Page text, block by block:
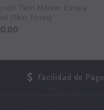
Twin Marker Escala
(Skin Tones)
Facilidad de Pago